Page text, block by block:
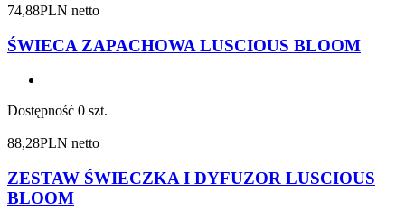
74,88PLN netto
ŚWIECA ZAPACHOWA LUSCIOUS BLOOM
Dostępność 0 szt.
88,28PLN netto
ZESTAW ŚWIECZKA I DYFUZOR LUSCIOUS
BLOOM